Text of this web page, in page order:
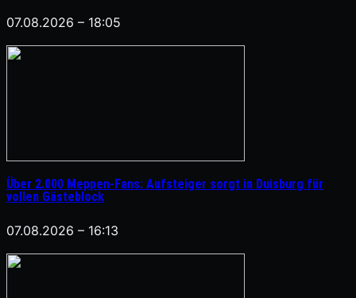
07.08.2026 – 18:05
Über 2.000 Meppen-Fans: Aufsteiger sorgt in Duisburg für
vollen Gästeblock
07.08.2026 – 16:13